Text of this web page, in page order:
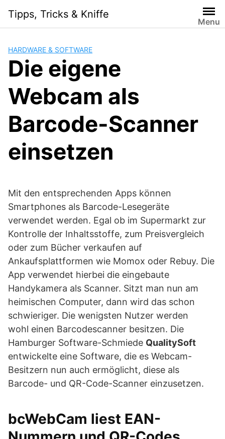
content
Tipps, Tricks & Kniffe
Menu
HARDWARE & SOFTWARE
Die eigene
Webcam als
Barcode-Scanner
einsetzen
Mit den entsprechenden Apps können
Smartphones als Barcode-Lesegeräte
verwendet werden. Egal ob im Supermarkt zur
Kontrolle der Inhaltsstoffe, zum Preisvergleich
oder zum Bücher verkaufen auf
Ankaufsplattformen wie Momox oder Rebuy. Die
App verwendet hierbei die eingebaute
Handykamera als Scanner. Sitzt man nun am
heimischen Computer, dann wird das schon
schwieriger. Die wenigsten Nutzer werden
wohl einen Barcodescanner besitzen. Die
Hamburger Software-Schmiede QualitySoft
entwickelte eine Software, die es Webcam-
Besitzern nun auch ermöglicht, diese als
Barcode- und QR-Code-Scanner einzusetzen.
bcWebCam liest EAN-